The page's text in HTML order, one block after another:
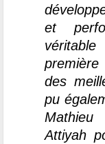
et
des
pu
Attiyah